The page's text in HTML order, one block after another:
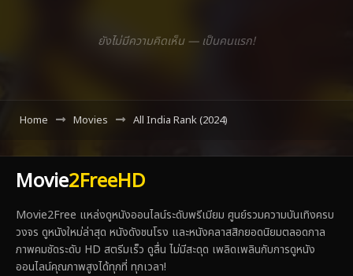
ยังไม่มีความคิดเห็น — เป็นคนแรก!
Home Movies All India Rank (2024)
Movie2FreeHD
Movie2Free แหล่งดูหนังออนไลน์ระดับพรีเมียม ศูนย์รวมความบันเทิงครบ
วงจร ดูหนังใหม่ล่าสุด หนังดังชนโรง และหนังคลาสสิกยอดนิยมตลอดกาล
ภาพคมชัดระดับ HD สตรีมเร็ว ดูลื่น ไม่มีสะดุด เพลิดเพลินกับการดูหนัง
ออนไลน์คุณภาพสูงได้ทุกที่ ทุกเวลา!